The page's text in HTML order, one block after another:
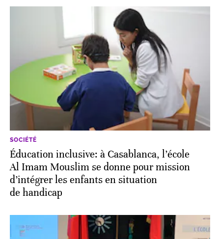
SOCIÉTÉ
Éducation inclusive: à Casablanca, l’école
Al Imam Mouslim se donne pour mission
d’intégrer les enfants en situation
de handicap